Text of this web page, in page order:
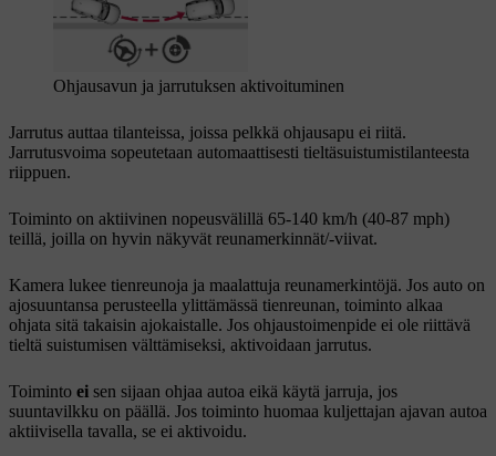
Ohjausavun ja jarrutuksen aktivoituminen
Jarrutus auttaa tilanteissa, joissa pelkkä ohjausapu ei riitä.
Jarrutusvoima sopeutetaan automaattisesti tieltäsuistumistilanteesta
riippuen.
Toiminto on aktiivinen nopeusvälillä 65-140 km/h (40-87 mph)
teillä, joilla on hyvin näkyvät reunamerkinnät/-viivat.
Kamera lukee tienreunoja ja maalattuja reunamerkintöjä. Jos auto on
ajosuuntansa perusteella ylittämässä tienreunan, toiminto alkaa
ohjata sitä takaisin ajokaistalle. Jos ohjaustoimenpide ei ole riittävä
tieltä suistumisen välttämiseksi, aktivoidaan jarrutus.
Toiminto ei sen sijaan ohjaa autoa eikä käytä jarruja, jos
suuntavilkku on päällä. Jos toiminto huomaa kuljettajan ajavan autoa
aktiivisella tavalla, se ei aktivoidu.